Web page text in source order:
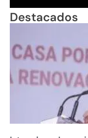
Destacados